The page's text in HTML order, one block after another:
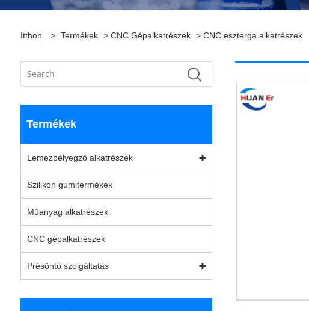
Itthon > Termékek > CNC Gépalkatrészek > CNC eszterga alkatrészek
Termékek
Lemezbélyegző alkatrészek
Szilikon gumitermékek
Műanyag alkatrészek
CNC gépalkatrészek
Présöntő szolgáltatás